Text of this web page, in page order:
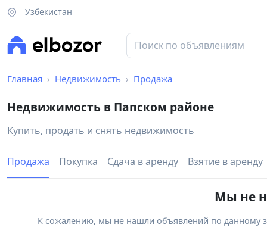
Узбекистан
Главная Недвижимость Продажа
Недвижимость в Папском районе
Купить, продать и снять недвижимость
Продажа Покупка Сдача в аренду Взятие в аренду
Мы не
К сожалению, мы не нашли объявлений по данному